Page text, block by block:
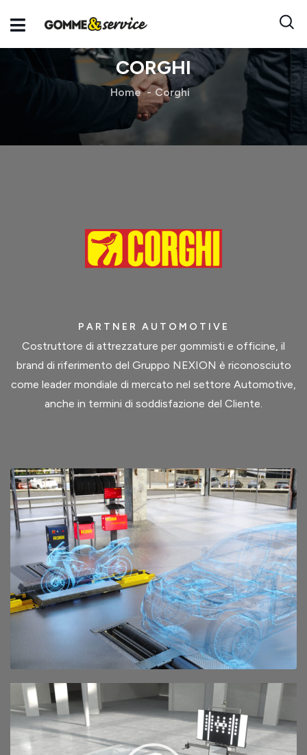
CORGHI
Home Corghi
PARTNER AUTOMOTIVE
Costruttore di attrezzature per gommisti e officine, il
brand di riferimento del Gruppo NEXION è riconosciuto
come leader mondiale di mercato nel settore Automotive,
anche in termini di soddisfazione del Cliente.